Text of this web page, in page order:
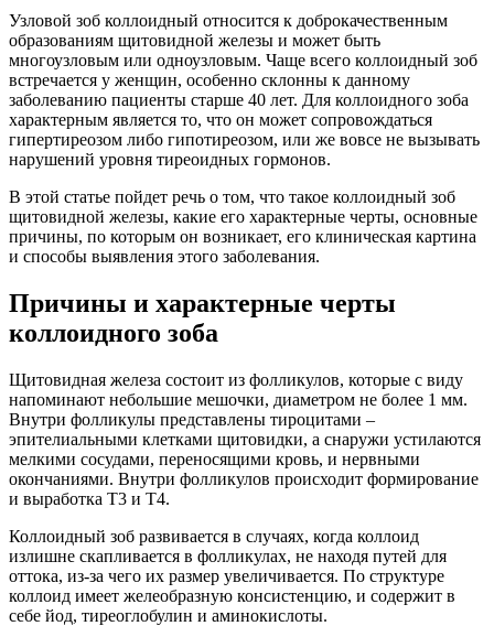
Узловой зоб коллоидный относится к доброкачественным
образованиям щитовидной железы и может быть
многоузловым или одноузловым. Чаще всего коллоидный зоб
встречается у женщин, особенно склонны к данному
заболеванию пациенты старше 40 лет. Для коллоидного зоба
характерным является то, что он может сопровождаться
гипертиреозом либо гипотиреозом, или же вовсе не вызывать
нарушений уровня тиреоидных гормонов.
В этой статье пойдет речь о том, что такое коллоидный зоб
щитовидной железы, какие его характерные черты, основные
причины, по которым он возникает, его клиническая картина
и способы выявления этого заболевания.
Причины и характерные черты
коллоидного зоба
Щитовидная железа состоит из фолликулов, которые с виду
напоминают небольшие мешочки, диаметром не более 1 мм.
Внутри фолликулы представлены тироцитами –
эпителиальными клетками щитовидки, а снаружи устилаются
мелкими сосудами, переносящими кровь, и нервными
окончаниями. Внутри фолликулов происходит формирование
и выработка Т3 и Т4.
Коллоидный зоб развивается в случаях, когда коллоид
излишне скапливается в фолликулах, не находя путей для
оттока, из-за чего их размер увеличивается. По структуре
коллоид имеет желеобразную консистенцию, и содержит в
себе йод, тиреоглобулин и аминокислоты.